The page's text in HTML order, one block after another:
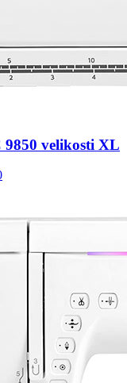
velikosti XL